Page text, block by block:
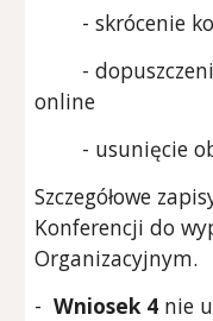
- skrócenie
-
online
- usunięcie
Szczegółowe
Konferencji do
Organizacyjnym.
-Wniosek 4 nie